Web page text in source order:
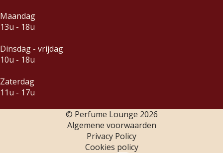
Maandag
13u - 18u
Dinsdag - vrijdag
10u - 18u
Zaterdag
11u - 17u
© Perfume Lounge 2026
Algemene voorwaarden
Privacy Policy
Cookies policy